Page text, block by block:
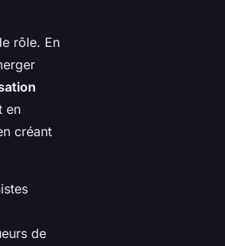
rôle. En
en
créant
de